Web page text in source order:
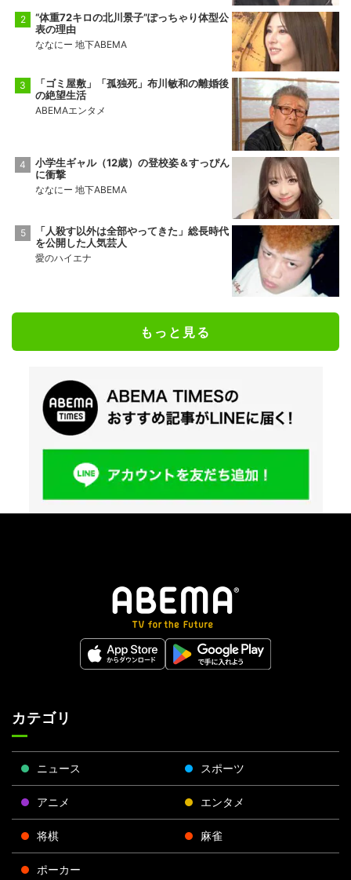
“体重72キロの北川景子”ぽっちゃり体型公
表の理由
ななにー 地下ABEMA
「ゴミ屋敷」「孤独死」布川敏和の離婚後
の絶望生活
ABEMAエンタメ
小学生ギャル（12歳）の登校姿＆すっぴん
に衝撃
ななにー 地下ABEMA
「人殺す以外は全部やってきた」総長時代
を公開した人気芸人
愛のハイエナ
もっと見る
カテゴリ
ニュース スポーツ
アニメ エンタメ
将棋 麻雀
ポーカー